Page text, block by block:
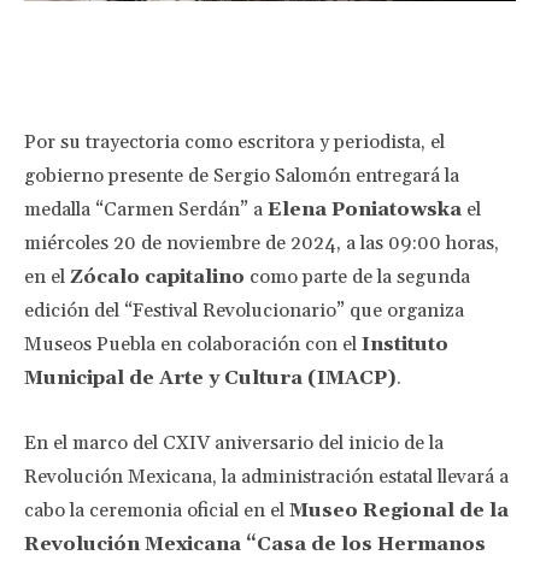
Por su trayectoria como escritora y periodista, el
gobierno presente de Sergio Salomón entregará la
medalla “Carmen Serdán” a Elena Poniatowska el
miércoles 20 de noviembre de 2024, a las 09:00 horas,
en el Zócalo capitalino como parte de la segunda
edición del “Festival Revolucionario” que organiza
Museos Puebla en colaboración con el Instituto
Municipal de Arte y Cultura (IMACP).
En el marco del CXIV aniversario del inicio de la
Revolución Mexicana, la administración estatal llevará a
cabo la ceremonia oficial en el Museo Regional de la
Revolución Mexicana “Casa de los Hermanos